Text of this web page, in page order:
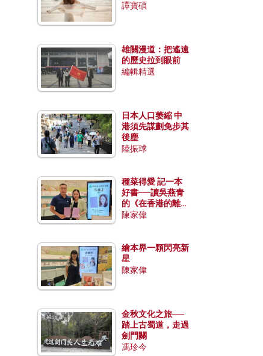
譚寶碩
雄關漫道：把遙遠
的歷史拉到眼前
編輯精選
日本人口萎縮 中
港須先謀劃免步其
後塵
陸振球
種菜得愛 記一本
好書──讀吳燕青
的《在香港的離島
種菜》
陳家偉
繪本界一顆閃亮新
星
陳家偉
金秋文化之旅──
踏上古蜀道，走過
劍門關
馮珍今